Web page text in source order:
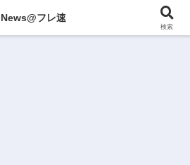
News@フレ速
検索